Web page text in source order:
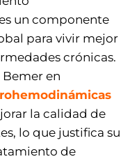
un componente
para vivir mejor
crónicas.
en
la calidad de
lo que justifica su
de